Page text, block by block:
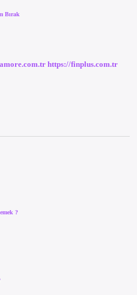
Bırak
https://finplus.com.tr
?